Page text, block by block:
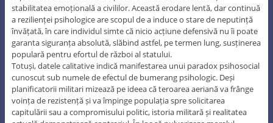
stabilitatea emoțională a civililor. Această erodare lentă, dar continuă
a rezilienței psihologice are scopul de a induce o stare de neputință
învățată, în care individul simte că nicio acțiune defensivă nu îi poate
garanta siguranța absolută, slăbind astfel, pe termen lung, susținerea
populară pentru efortul de război al statului.
Totuși, datele calitative indică manifestarea unui paradox psihosocial
cunoscut sub numele de efectul de bumerang psihologic. Deși
planificatorii militari mizează pe ideea că teroarea aeriană va frânge
voința de rezistență și va împinge populația spre solicitarea
capitulării sau a compromisului politic, istoria militară și realitatea